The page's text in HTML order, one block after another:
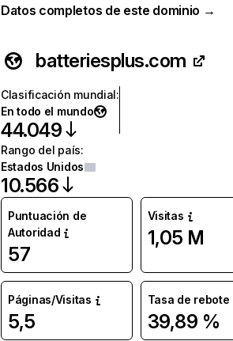
Datos completos de este dominio →
batteriesplus.com
Clasificación mundial:
En todo el mundo
44.049
Rango del país:
Estados Unidos
10.566
Puntuación de
Autoridad
57
Visitas
1,05 M
Páginas/Visitas
5,5
Tasa de rebote
39,89 %